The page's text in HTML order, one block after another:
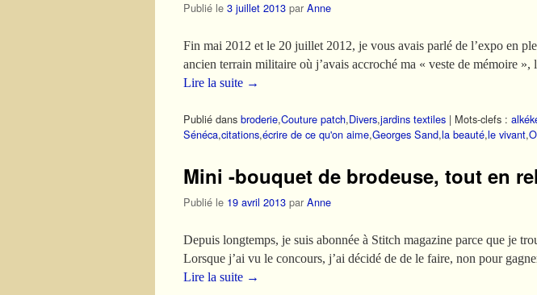
Publié le 3 juillet 2013 par Anne
Fin mai 2012 et le 20 juillet 2012, je vous avais parlé de l’expo en
ancien terrain militaire où j’avais accroché ma « veste de mémoire
Lire la suite →
Publié dans broderie,Couture patch,Divers,jardins textiles | Mots-clefs :
Sénéca,citations,écrire de ce qu'on aime,Georges Sand,la beauté,le vivant,
Mini -bouquet de brodeuse, tout en
Publié le 19 avril 2013 par Anne
Depuis longtemps, je suis abonnée à Stitch magazine parce que je
Lorsque j’ai vu le concours, j’ai décidé de de le faire, non pour
Lire la suite →